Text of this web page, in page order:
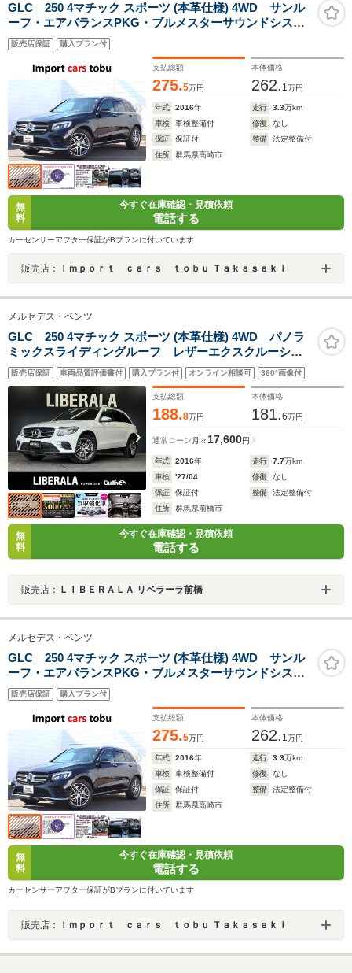
GLC 250 4マチック スポーツ (本革仕様) 4WD サンル
ーフ・エアバランスPKG・ブルメスターサウンドシステ
ム・ヘッドアップD・純正ナビ・360度カメラ・フルセ
グ・ETC・本革シート・シートヒーター・LEDヘッドラ
販売店保証 購入プラン付
支払総額
275.5万円
本体価格
262. 1万円
年式 2016年 走行 3.3万km
車検
車検整備付 修復
なし
保証
保証付 整備
法定整備付
住所
群馬県高崎市
無
料
今すぐ在庫確認・見積依頼
電話する
カーセンサーアフター保証がBプランに付いています
販売店： Ｉｍｐｏｒｔ ｃａｒｓ ｔｏｂｕ Ｔａｋａｓａｋｉ
メルセデス・ベンツ
GLC 250 4マチック スポーツ (本革仕様) 4WD パノラ
ミックスライディングルーフ レザーエクスクルーシブ
PKGレーダーセーフティPKG ACC レーンキープアシ
スト BSM 純正ナビ TV 全方位カメラ 本革シート
burmesterサウンド
販売店保証 車両品質評価書付 購入プラン付 オンライン相談可 360°画像付
支払総額
188.8万円
本体価格
181.6万円
通常ローン 月々 17,600円
年式 2016年 走行 7.7万km
車検
'27/04 修復
なし
保証
保証付 整備
法定整備付
住所
群馬県前橋市
無
料
今すぐ在庫確認・見積依頼
電話する
販売店： ＬＩＢＥＲＡＬＡ リベラーラ前橋
メルセデス・ベンツ
GLC 250 4マチック スポーツ (本革仕様) 4WD サンル
ーフ・エアバランスPKG・ブルメスターサウンドシステ
ム・ヘッドアップD・純正ナビ・360度カメラ・フルセ
グ・ETC・本革シート・シートヒーター・LEDヘッドラ
販売店保証 購入プラン付
支払総額
275.5万円
本体価格
262. 1万円
年式 2016年 走行 3.3万km
車検
車検整備付 修復
なし
保証
保証付 整備
法定整備付
住所
群馬県高崎市
無
料
今すぐ在庫確認・見積依頼
電話する
カーセンサーアフター保証がBプランに付いています
販売店： Ｉｍｐｏｒｔ ｃａｒｓ ｔｏｂｕ Ｔａｋａｓａｋｉ